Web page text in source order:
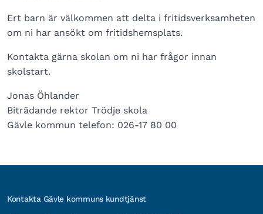
Ert barn är välkommen att delta i fritidsverksamheten
om ni har ansökt om fritidshemsplats.
Kontakta gärna skolan om ni har frågor innan
skolstart.
Jonas Öhlander
Biträdande rektor Trödje skola
Gävle kommun telefon: 026-17 80 00
Kontakta Gävle kommuns kundtjänst